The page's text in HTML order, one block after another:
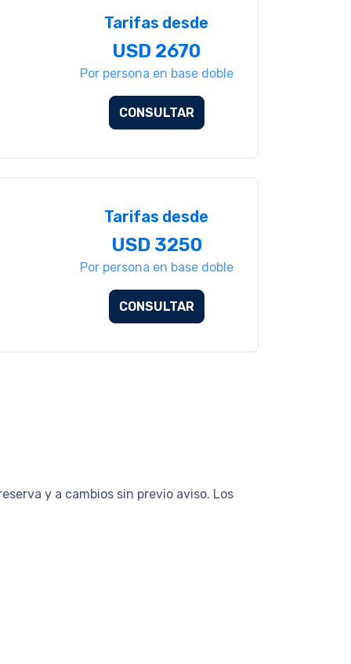
Tarifas desde
USD 2670
Por persona en base doble
CONSULTAR
Tarifas desde
USD 3250
Por persona en base doble
CONSULTAR
y a cambios sin previo aviso. Los